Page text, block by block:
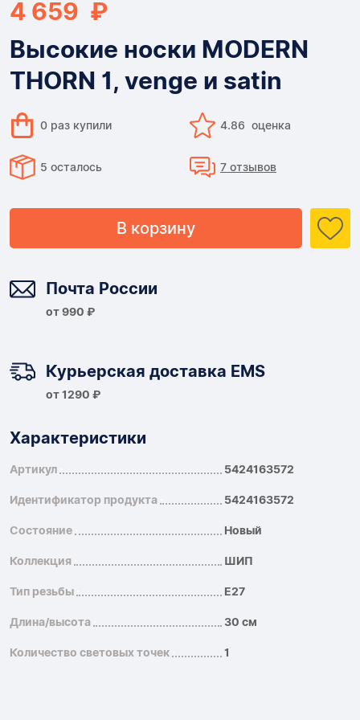
4 659 ₽
Высокие носки MODERN
THORN 1, venge и satin
0 раз купили 4.86 оценка
5 осталось 7 отзывов
В корзину
Почта России
от 990 ₽
Курьерская доставка EMS
от 1290 ₽
Характеристики
Артикул 5424163572
Идентификатор продукта 5424163572
Состояние Новый
Коллекция ШИП
Тип резьбы E27
Длина/высота 30 см
Количество световых точек 1